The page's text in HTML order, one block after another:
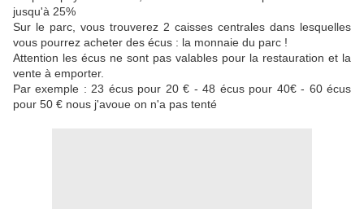
jusqu'à 25%
Sur le parc, vous trouverez 2 caisses centrales dans lesquelles
vous pourrez acheter des écus : la monnaie du parc !
Attention les écus ne sont pas valables pour la restauration et la
vente à emporter.
Par exemple : 23 écus pour 20 € - 48 écus pour 40€ - 60 écus
pour 50 € nous j'avoue on n'a pas tenté